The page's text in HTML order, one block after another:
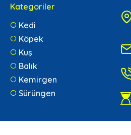
Kategoriler
Kedi
Köpek
Kuş
Balık
Kemirgen
Sürüngen